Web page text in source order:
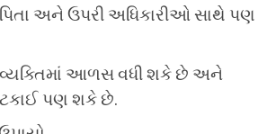
અને ઉપરી અધિકારીઓ સાથે પણ
આળસ વધી શકે છે અને
પણ શકે છે.